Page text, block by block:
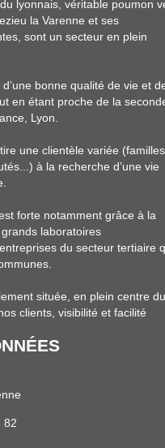
lyonnais, véritable poumon
la Varenne et ses
sont un secteur en plein
bonne qualité de vie et
en étant proche de la
Lyon.
une clientèle variée (familles,
à la recherche d’une vie
forte notamment grâce à la
laboratoires
du secteur tertiaire
située, en plein centre du
clients, visibilité et facilité
82